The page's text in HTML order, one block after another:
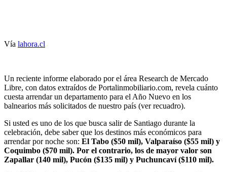
Vía lahora.cl
Un reciente informe elaborado por el área Research de Mercado
Libre, con datos extraídos de Portalinmobiliario.com, revela cuánto
cuesta arrendar un departamento para el Año Nuevo en los
balnearios más solicitados de nuestro país (ver recuadro).
Si usted es uno de los que busca salir de Santiago durante la
celebración, debe saber que los destinos más económicos para
arrendar por noche son: El Tabo ($50 mil), Valparaíso ($55 mil) y
Coquimbo ($70 mil). Por el contrario, los de mayor valor son
Zapallar (140 mil), Pucón ($135 mil) y Puchuncaví ($110 mil).